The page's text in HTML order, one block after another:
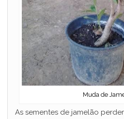
Muda de
As sementes de jamelão